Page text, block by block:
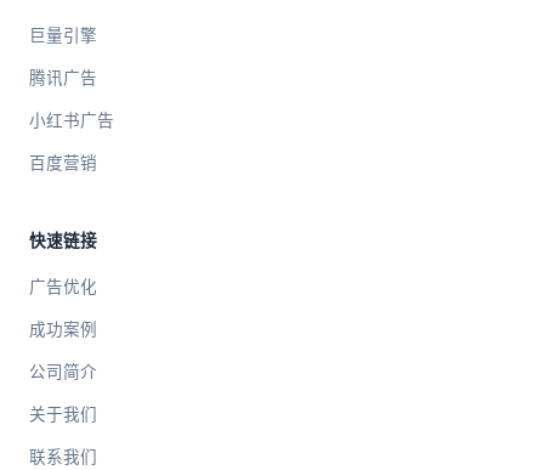
巨量引擎
腾讯广告
小红书广告
百度营销
快速链接
广告优化
成功案例
公司简介
关于我们
联系我们